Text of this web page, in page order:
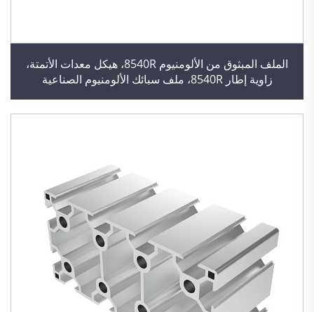
الملف المبثوق من الألومنيوم 8540R، هيكل معدات الأتمتة،
زاوية إطار 8540R، ملف سبائك الألومنيوم الصناعية